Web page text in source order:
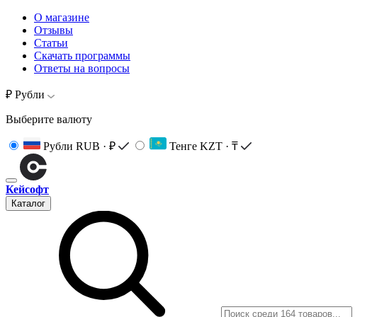
О магазине
Отзывы
Статьи
Скачать программы
Ответы на вопросы
₽ Рубли
Выберите валюту
Рубли RUB · ₽ Тенге KZT · ₸
Кейсофт
Каталог